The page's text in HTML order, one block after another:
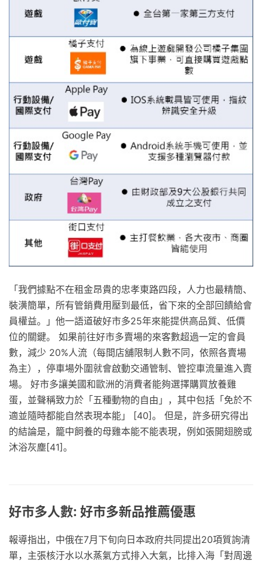
「我們據點不在租金昂貴的忠孝東路四段，人力也最精簡、
裝潢簡單，所有管銷費用壓到最低，省下來的全部回饋給會
員權益。」他一語道破好市多25年來能提供高品質、低價
位的關鍵。 如果前往好市多賣場的來客數超過一定的會員
數，減少 20%人流（每間店舖限制人數不同，依照各賣場
為主），停車場外圍就會啟動交通管制、管控車流量進入賣
場。 好市多讓美國和歐洲的消費者能夠選擇購買放養雞
蛋，並聲稱致力於「五種動物的自由」，其中包括「免於不
適並隨時都能自然表現本能」 [40]。 但是，許多研究得出
的結論是，籠中飼養的母雞本能不能表現，例如張開翅膀或
沐浴灰塵[41]。
好市多人數: 好市多新品推薦優惠
報導指出，中俄在7月下旬向日本政府共同提出20項質詢清
單，主張核汙水以水蒸氣方式排入大氣，比排入海「對周邊